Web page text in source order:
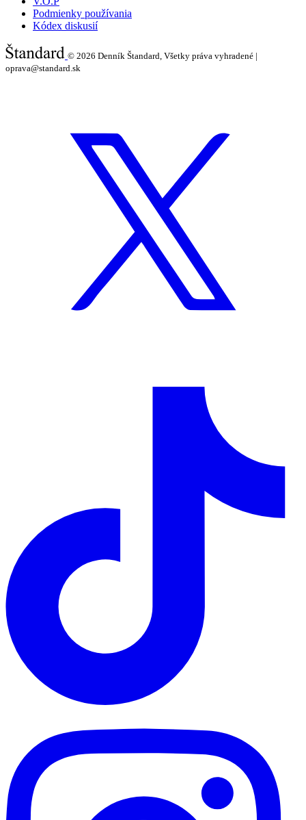
Podmienky používania
Kódex diskusií
© 2026 Denník Štandard, Všetky práva vyhradené |
oprava@standard.sk